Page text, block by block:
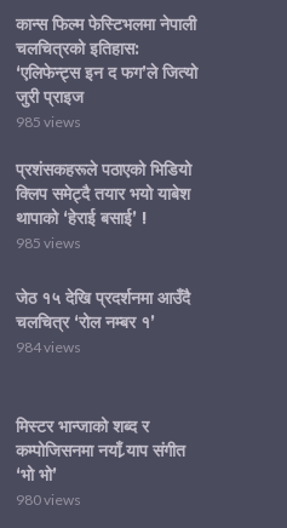
कान्स फिल्म फेस्टिभलमा नेपाली
चलचित्रको इतिहास:
‘एलिफेन्ट्स इन द फग’ले जित्यो
जुरी प्राइज
985 views
प्रशंसकहरूले पठाएको भिडियो
क्लिप समेट्दै तयार भयो याबेश
थापाको ‘हेराई बसाई’ !
985 views
जेठ १५ देखि प्रदर्शनमा आउँदै
चलचित्र ‘रोल नम्बर १’
984 views
मिस्टर भान्जाको शब्द र
कम्पोजिसनमा नयाँ र्‍याप संगीत
‘भो भो’
980 views